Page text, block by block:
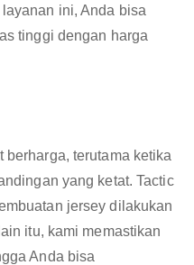
ini, Anda bisa
tinggi dengan harga
terutama ketika
yang ketat. Tactic
jersey dilakukan
itu, kami memastikan
Anda bisa